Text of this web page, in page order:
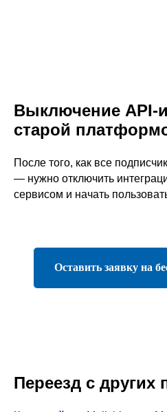
Выключение API-
старой
После того, как все
— нужно отключить
сервисом и начать
Оставить заявку на
Переезд с других